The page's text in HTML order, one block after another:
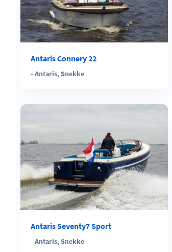
Antaris Connery 22
- Antaris,Snekke
Antaris Seventy7 Sport
- Antaris,Snekke